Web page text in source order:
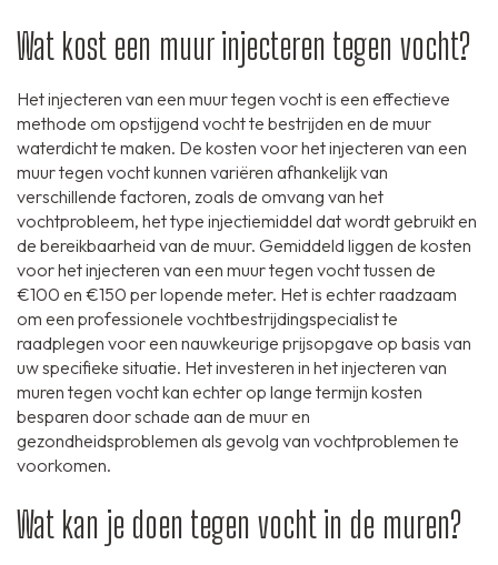
Wat kost een muur injecteren tegen vocht?
Het injecteren van een muur tegen vocht is een effectieve
methode om opstijgend vocht te bestrijden en de muur
waterdicht te maken. De kosten voor het injecteren van een
muur tegen vocht kunnen variëren afhankelijk van
verschillende factoren, zoals de omvang van het
vochtprobleem, het type injectiemiddel dat wordt gebruikt en
de bereikbaarheid van de muur. Gemiddeld liggen de kosten
voor het injecteren van een muur tegen vocht tussen de
€100 en €150 per lopende meter. Het is echter raadzaam
om een professionele vochtbestrijdingspecialist te
raadplegen voor een nauwkeurige prijsopgave op basis van
uw specifieke situatie. Het investeren in het injecteren van
muren tegen vocht kan echter op lange termijn kosten
besparen door schade aan de muur en
gezondheidsproblemen als gevolg van vochtproblemen te
voorkomen.
Wat kan je doen tegen vocht in de muren?